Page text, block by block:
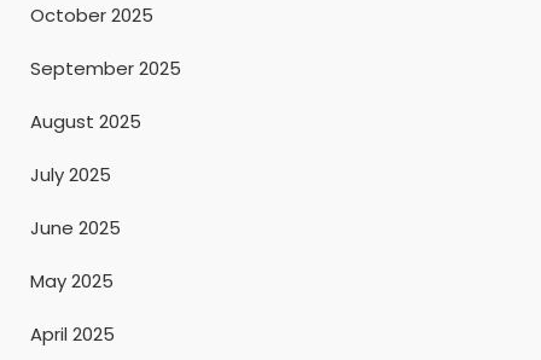
October 2025
September 2025
August 2025
July 2025
June 2025
May 2025
April 2025